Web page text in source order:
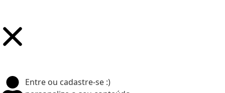
Entre ou cadastre-se :)